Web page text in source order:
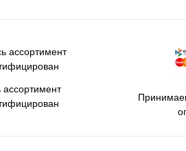
ассортимент